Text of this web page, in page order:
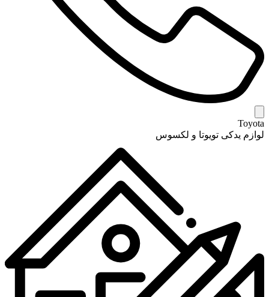
Toyota
لوازم یدکی تویوتا و لکسوس